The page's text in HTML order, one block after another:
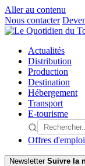
Aller au contenu
Nous contacter
Actualités
Distribution
Production
Destination
Hébergement
Transport
E-tourisme
Offres d'emploi
Newsletter Suivre la